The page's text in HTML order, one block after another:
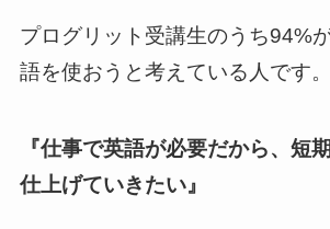
プログリット受講生のうち94%
語を使おうと考えている人です。
『仕事で英語が必要だから、短
仕上げていきたい』